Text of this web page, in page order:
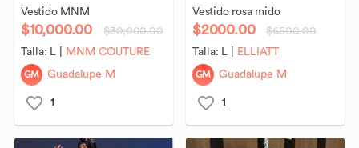
Vestido MNM
$10,000.00
$30,000.00
Talla: L MNM COUTURE
GM Guadalupe M
1
Vestido rosa mido
$2000.00
$6500.00
Talla: L ELLIATT
GM Guadalupe M
1